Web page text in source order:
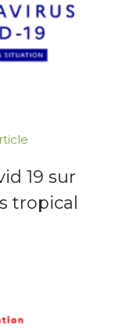
19 sur
tropical